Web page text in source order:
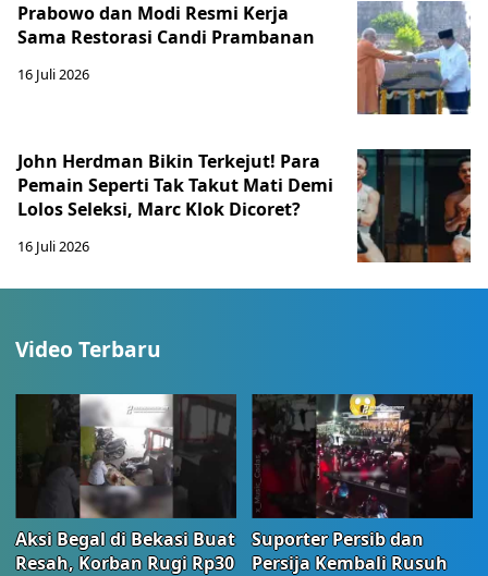
Prabowo dan Modi Resmi Kerja
Sama Restorasi Candi Prambanan
16 Juli 2026
John Herdman Bikin Terkejut! Para
Pemain Seperti Tak Takut Mati Demi
Lolos Seleksi, Marc Klok Dicoret?
16 Juli 2026
Video Terbaru
Aksi Begal di Bekasi Buat
Resah, Korban Rugi Rp30
Suporter Persib dan
Persija Kembali Rusuh